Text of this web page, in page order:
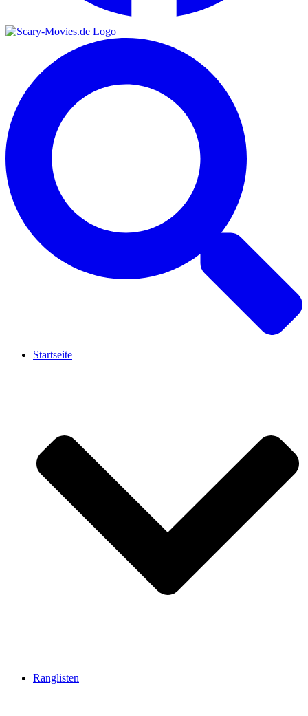
Startseite
Ranglisten